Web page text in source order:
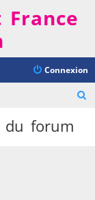
France
Connexion
du forum